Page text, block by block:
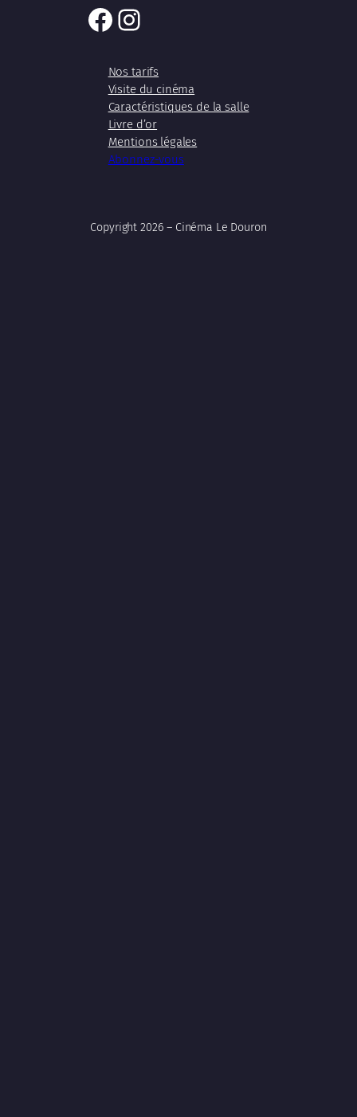
Facebook
Instagram
Nos tarifs
Visite du cinéma
Caractéristiques de la salle
Livre d’or
Mentions légales
Abonnez-vous
Copyright 2026 – Cinéma Le Douron